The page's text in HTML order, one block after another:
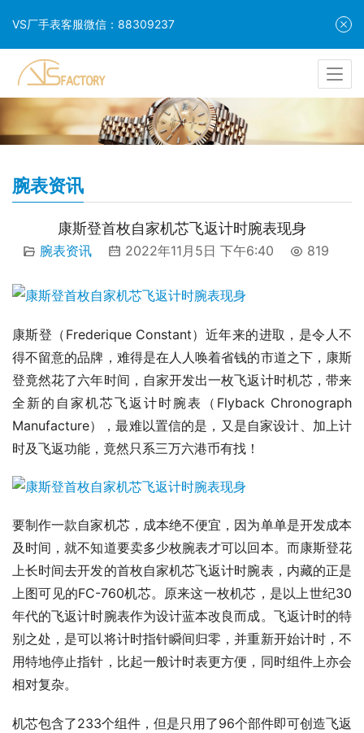
腕表资讯
康斯登首枚自家机芯飞返计时腕表现身
腕表资讯 2022年11月5日 下午6:40 819
康斯登（Frederique Constant）近年来的进取，是令人不
得不留意的品牌，难得是在人人唤着省钱的市道之下，康斯
登竟然花了六年时间，自家开发出一枚飞返计时机芯，带来
全新的自家机芯飞返计时腕表（Flyback Chronograph
Manufacture），最难以置信的是，又是自家设计、加上计
时及飞返功能，竟然只系三万六港币有找！
要制作一款自家机芯，成本绝不便宜，因为单单是开发成本
及时间，就不知道要卖多少枚腕表才可以回本。而康斯登花
上长时间去开发的首枚自家机芯飞返计时腕表，内藏的正是
上图可见的FC-760机芯。原来这一枚机芯，是以上世纪30
年代的飞返计时腕表作为设计蓝本改良而成。飞返计时的特
别之处，是可以将计时指针瞬间归零，并重新开始计时，不
用特地停止指针，比起一般计时表更方便，同时组件上亦会
相对复杂。
机芯包含了233个组件，但是只用了96个部件即可创造飞返
VS厂手表客服微信：88309237